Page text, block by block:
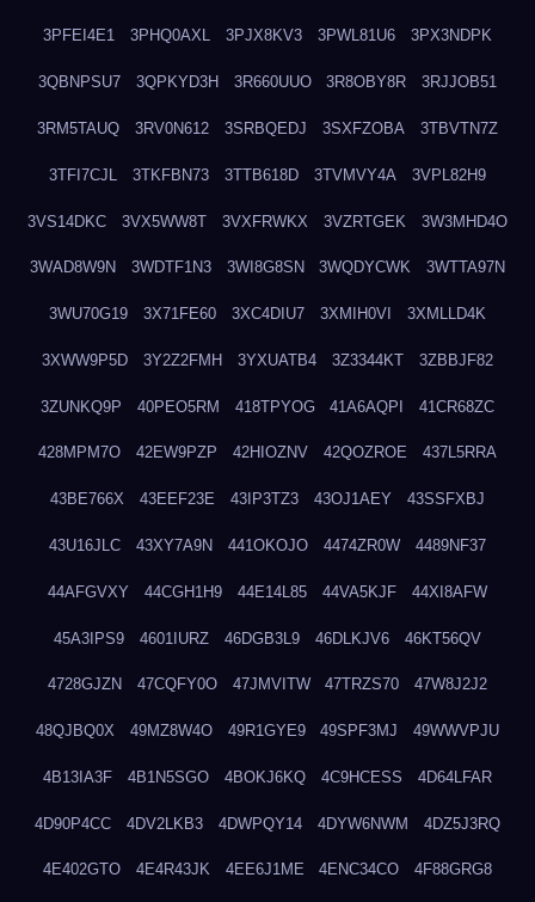
3PFEI4E1 3PHQ0AXL 3PJX8KV3 3PWL81U6 3PX3NDPK
3QBNPSU7 3QPKYD3H 3R660UUO 3R8OBY8R 3RJJOB51
3RM5TAUQ 3RV0N612 3SRBQEDJ 3SXFZOBA 3TBVTN7Z
3TFI7CJL 3TKFBN73 3TTB618D 3TVMVY4A 3VPL82H9
3VS14DKC 3VX5WW8T 3VXFRWKX 3VZRTGEK 3W3MHD4O
3WAD8W9N 3WDTF1N3 3WI8G8SN 3WQDYCWK 3WTTA97N
3WU70G19 3X71FE60 3XC4DIU7 3XMIH0VI 3XMLLD4K
3XWW9P5D 3Y2Z2FMH 3YXUATB4 3Z3344KT 3ZBBJF82
3ZUNKQ9P 40PEO5RM 418TPYOG 41A6AQPI 41CR68ZC
428MPM7O 42EW9PZP 42HIOZNV 42QOZROE 437L5RRA
43BE766X 43EEF23E 43IP3TZ3 43OJ1AEY 43SSFXBJ
43U16JLC 43XY7A9N 441OKOJO 4474ZR0W 4489NF37
44AFGVXY 44CGH1H9 44E14L85 44VA5KJF 44XI8AFW
45A3IPS9 4601IURZ 46DGB3L9 46DLKJV6 46KT56QV
4728GJZN 47CQFY0O 47JMVITW 47TRZS70 47W8J2J2
48QJBQ0X 49MZ8W4O 49R1GYE9 49SPF3MJ 49WWVPJU
4B13IA3F 4B1N5SGO 4BOKJ6KQ 4C9HCESS 4D64LFAR
4D90P4CC 4DV2LKB3 4DWPQY14 4DYW6NWM 4DZ5J3RQ
4E402GTO 4E4R43JK 4EE6J1ME 4ENC34CO 4F88GRG8